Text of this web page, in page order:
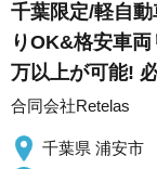
千葉限定/軽自
りOK&格安車
万以上が可能!
合同会社Retelas
千葉県 浦安市